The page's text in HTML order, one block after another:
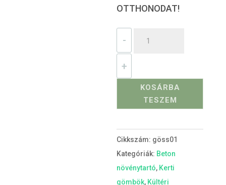
OTTHONODAT!
-
S
szürke
+
KOSÁRBA
TESZEM
Cikkszám: göss01
Kategóriák: Beton
növénytartó, Kerti
gömbök, Kültéri